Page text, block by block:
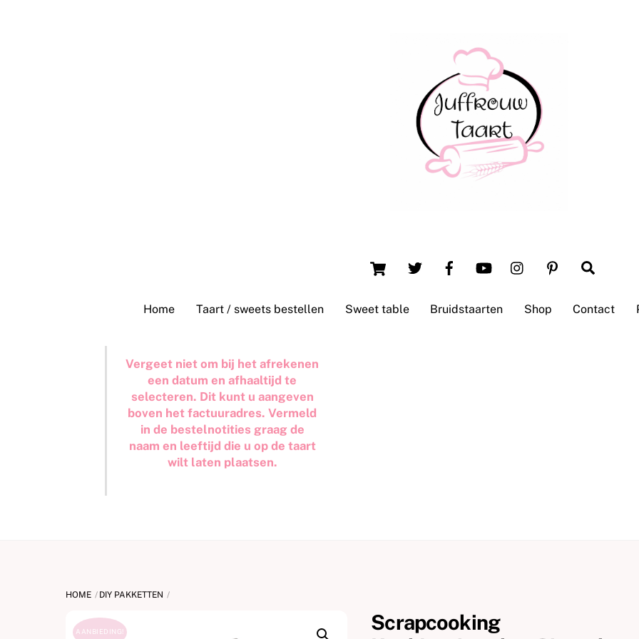
Cart
Home Taart / sweets bestellen Sweet table Bruidstaarten Shop Contact
Vergeet niet om bij het afrekenen
een datum en afhaaltijd te
selecteren. Dit kunt u aangeven
boven het factuuradres. Vermeld
in de bestelnotities graag de
naam en leeftijd die u op de taart
wilt laten plaatsen.
HOME DIY PAKKETTEN
AANBIEDING!
Scrapcooking
Top